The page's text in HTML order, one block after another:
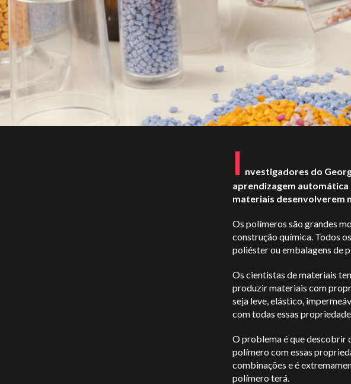
I nvestigadores do
aprendizagem
materiais desenvolverem
Os polímeros são grandes
construção química. Todos
poliéster ou embalagens de
Os cientistas de materiais
produzir materiais com
seja leve, elástico,
com todas essas
O problema é que descobrir
polímero com essas
combinações e é
polímero terá.